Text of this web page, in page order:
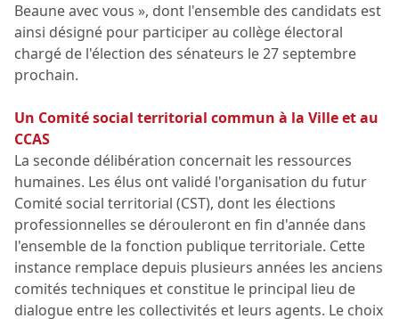
Beaune avec vous », dont l'ensemble des candidats est
ainsi désigné pour participer au collège électoral
chargé de l'élection des sénateurs le 27 septembre
prochain.
Un Comité social territorial commun à la Ville et au
CCAS
La seconde délibération concernait les ressources
humaines. Les élus ont validé l'organisation du futur
Comité social territorial (CST), dont les élections
professionnelles se dérouleront en fin d'année dans
l'ensemble de la fonction publique territoriale. Cette
instance remplace depuis plusieurs années les anciens
comités techniques et constitue le principal lieu de
dialogue entre les collectivités et leurs agents. Le choix